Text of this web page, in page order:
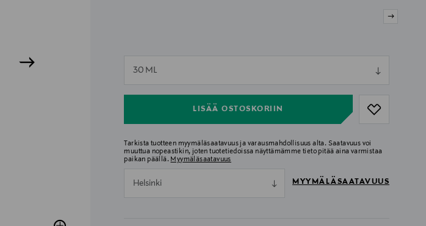
30 ML
LISÄÄ OSTOSKORIIN
null
Tarkista tuotteen myymäläsaatavuus ja varausmahdollisuus alta. Saatavuus voi
muuttua nopeastikin, joten tuotetiedoissa näyttämämme tieto pitää aina varmistaa
paikan päällä. Myymäläsaatavuus
Helsinki MYYMÄLÄSAATAVUUS